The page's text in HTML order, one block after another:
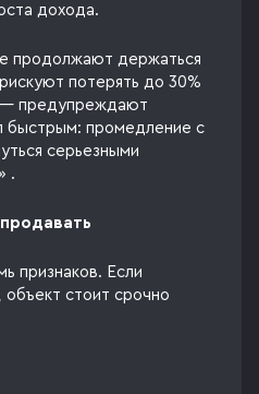
дохода.
продолжают держаться
потерять до 30%
— предупреждают
быстрым: промедление с
серьезными
.
признаков. Если
стоит срочно